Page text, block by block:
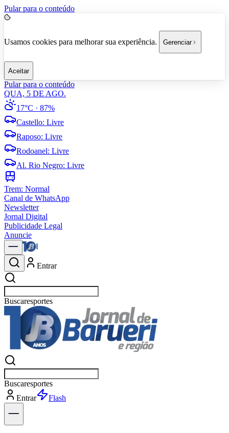
Pular para o conteúdo
Usamos cookies para melhorar sua experiência. Gerenciar
Aceitar
Pular para o conteúdo
QUA, 5 DE AGO.
17°C · 87%
Castello: Livre
Raposo: Livre
Rodoanel: Livre
Al. Rio Negro: Livre
Trem: Normal
Canal de WhatsApp
Newsletter
Jornal Digital
Publicidade Legal
Anuncie
Entrar
Buscarp
Buscarp
Entrar
Explorar